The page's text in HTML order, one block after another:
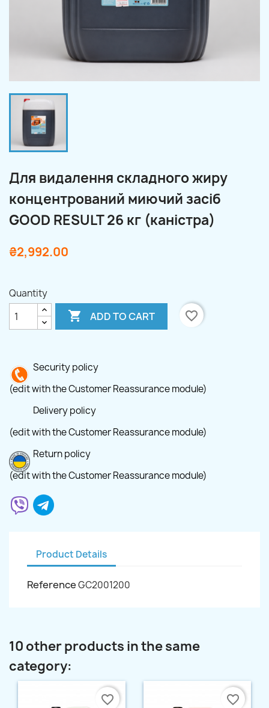
Для видалення складного жиру
концентрований миючий засіб
GOOD RESULT 26 кг (каністра)
₴2,992.00
Quantity
 ADD TO CART favorite_border
Security policy
(edit with the Customer Reassurance module)
Delivery policy
(edit with the Customer Reassurance module)
Return policy
(edit with the Customer Reassurance module)
Product Details
ReferenceGC2001200
10 other products in the same
category:
favorite_border favorite_border